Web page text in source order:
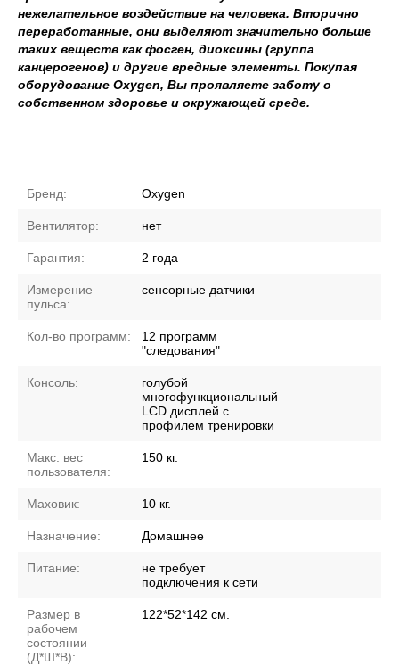
нежелательное воздействие на человека. Вторично
переработанные, они выделяют значительно больше
таких веществ как фосген, диоксины (группа
канцерогенов) и другие вредные элементы. Покупая
оборудование Oxygen, Вы проявляете заботу о
собственном здоровье и окружающей среде.
Бренд: Oxygen
Вентилятор: нет
Гарантия: 2 года
Измерение
пульса:
сенсорные датчики
Кол-во программ:
12 программ
"следования"
Консоль:
голубой
многофункциональный
LCD дисплей с
профилем тренировки
Макс. вес
пользователя:
150 кг.
Маховик: 10 кг.
Назначение: Домашнее
Питание:
не требует
подключения к сети
Размер в
рабочем
состоянии
(Д*Ш*В):
122*52*142 см.